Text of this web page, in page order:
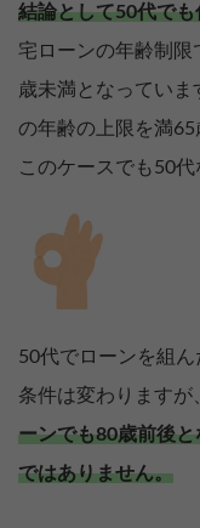
結論として50代で
宅ローンの年齢制限
歳未満となってい
の年齢の上限を満65
このケースでも50代
50代でローンを組
条件は変わりますが
ーンでも80歳前後
ではありません。